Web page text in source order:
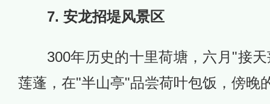
7. 安龙招堤风景区
300年历史的十里荷塘，六月"接
莲蓬，在"半山亭"品尝荷叶包饭，傍晚